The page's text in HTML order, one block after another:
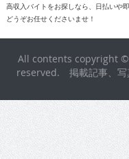
高収入バイトをお探しなら、日払いや
どうぞお任せくださいませ！
All contents copyright ©
reserved. 掲載記事、写